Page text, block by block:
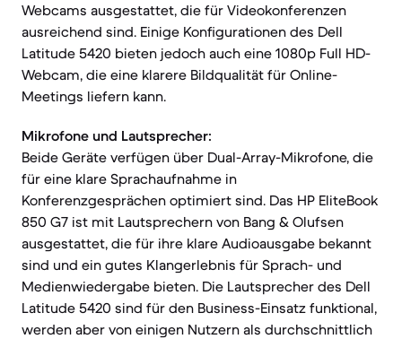
Webcams ausgestattet, die für Videokonferenzen
ausreichend sind. Einige Konfigurationen des Dell
Latitude 5420 bieten jedoch auch eine 1080p Full HD-
Webcam, die eine klarere Bildqualität für Online-
Meetings liefern kann.
Mikrofone und Lautsprecher:
Beide Geräte verfügen über Dual-Array-Mikrofone, die
für eine klare Sprachaufnahme in
Konferenzgesprächen optimiert sind. Das HP EliteBook
850 G7 ist mit Lautsprechern von Bang & Olufsen
ausgestattet, die für ihre klare Audioausgabe bekannt
sind und ein gutes Klangerlebnis für Sprach- und
Medienwiedergabe bieten. Die Lautsprecher des Dell
Latitude 5420 sind für den Business-Einsatz funktional,
werden aber von einigen Nutzern als durchschnittlich